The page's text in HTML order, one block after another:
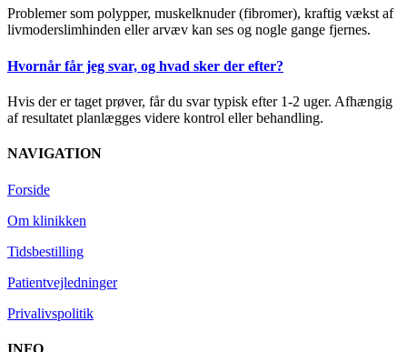
Pro­blemer som polypper, muskelknuder (fibromer), kraftig vækst af
livmoderslimhinden eller arvæv kan ses og nogle gange fjernes.
Hvornår får jeg svar, og hvad sker der efter?
Hvis der er taget prøver, får du svar typisk efter 1-2 uger. Afhængig
af resultatet planlægges videre kontrol eller behandling.
NAVIGATION
Forside
Om klinikken
Tidsbestilling
Patientvejledninger
Privalivspolitik
INFO